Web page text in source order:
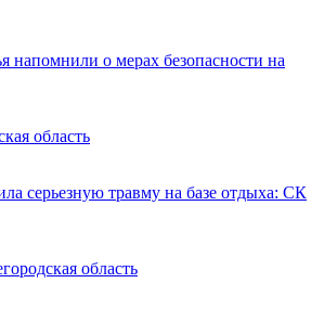
напомнили о мерах безопасности на
область
серьезную травму на базе отдыха: СК
область